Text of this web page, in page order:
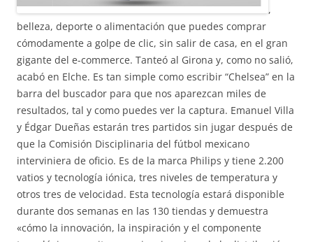
,
belleza, deporte o alimentación que puedes comprar
cómodamente a golpe de clic, sin salir de casa, en el gran
gigante del e-commerce. Tanteó al Girona y, como no salió,
acabó en Elche. Es tan simple como escribir “Chelsea” en la
barra del buscador para que nos aparezcan miles de
resultados, tal y como puedes ver la captura. Emanuel Villa
y Édgar Dueñas estarán tres partidos sin jugar después de
que la Comisión Disciplinaria del fútbol mexicano
interviniera de oficio. Es de la marca Philips y tiene 2.200
vatios y tecnología iónica, tres niveles de temperatura y
otros tres de velocidad. Esta tecnología estará disponible
durante dos semanas en las 130 tiendas y demuestra
«cómo la innovación, la inspiración y el componente